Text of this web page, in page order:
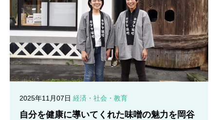
2025年11月07日 経済・社会・教育
自分を健康に導いてくれた味噌の魅力を岡谷